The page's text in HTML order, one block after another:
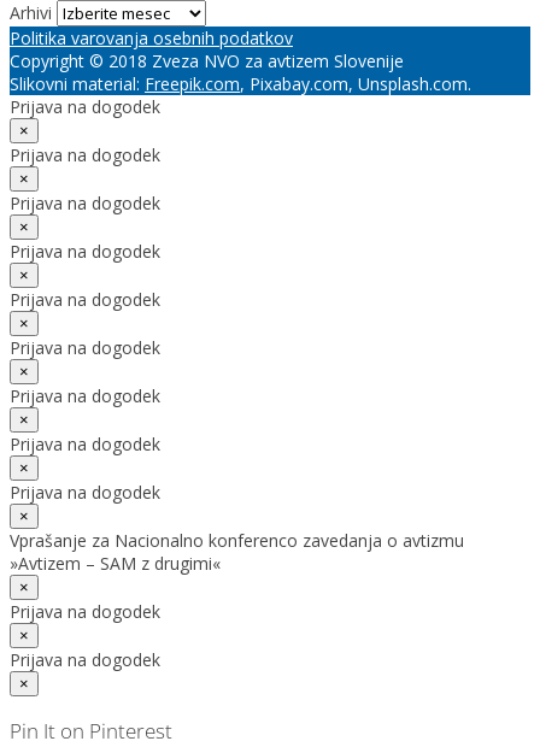
Arhivi
Politika varovanja osebnih podatkov
Copyright © 2018 Zveza NVO za avtizem Slovenije
Slikovni material: Freepik.com, Pixabay.com, Unsplash.com.
Prijava na dogodek
×
Prijava na dogodek
×
Prijava na dogodek
×
Prijava na dogodek
×
Prijava na dogodek
×
Prijava na dogodek
×
Prijava na dogodek
×
Prijava na dogodek
×
Prijava na dogodek
×
Vprašanje za Nacionalno konferenco zavedanja o avtizmu
»Avtizem – SAM z drugimi«
×
Prijava na dogodek
×
Prijava na dogodek
×
Pin It on Pinterest